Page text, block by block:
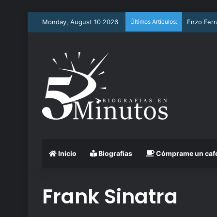
Monday, August 10 2026 Últimos Artículos: Duke
Inicio Biografías Cómprame un
Frank Sinatra